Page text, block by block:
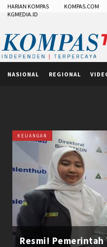
HARIAN KOMPAS KOMPAS.COM
KGMEDIA.ID
NASIONAL REGIONAL
KEUANGAN
Resmi! Pemerintah